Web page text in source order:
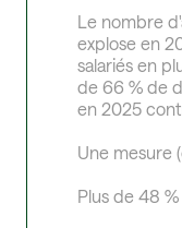
Le nombre
explose en
salariés en
de 66 % de
en 2025
Une mesure
Plus de 48